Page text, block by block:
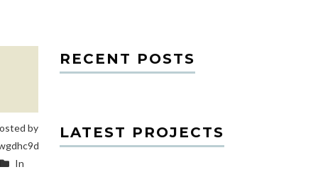
by
In
RECENT POSTS
LATEST PROJECTS